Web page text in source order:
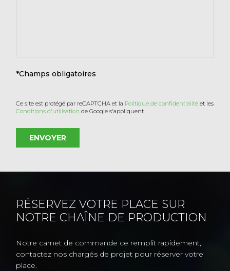
*Champs obligatoires
Ce site est protégé par reCAPTCHA et la Politique de confidentialité et les
Conditions d'utilisation de Google s'appliquent.
RÉSERVEZ VOTRE PLACE SUR
NOTRE CHAÎNE DE PRODUCTION
Notre carnet de commande ce remplit rapidement,
contactez nos chargés de projet pour réserver votre
place.